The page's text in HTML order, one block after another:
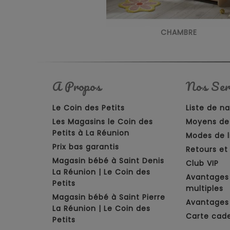
CHAMBRE
A Propos
Le Coin des Petits
Les Magasins le Coin des
Petits à La Réunion
Prix bas garantis
Magasin bébé à Saint Denis
La Réunion | Le Coin des
Petits
Magasin bébé à Saint Pierre
La Réunion | Le Coin des
Petits
Nos
Liste de
Moyens
Modes de
Retours
Club VIP
multiples
Carte